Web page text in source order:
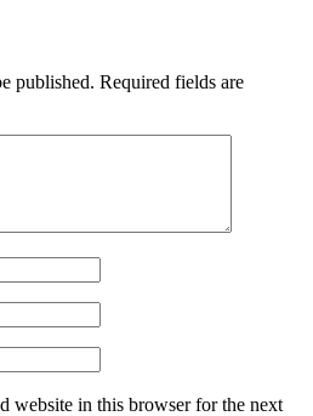
published. Required fields are
website in this browser for the next